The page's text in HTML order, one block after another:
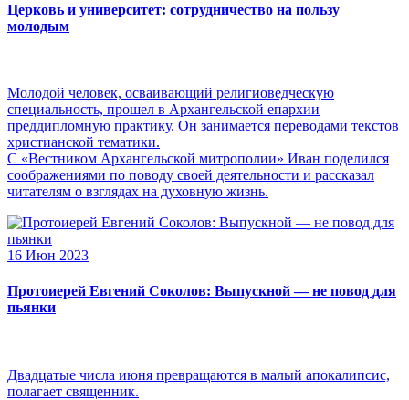
Церковь и университет: сотрудничество на пользу
молодым
Молодой человек, осваивающий религиоведческую
специальность, прошел в Архангельской епархии
преддипломную практику. Он занимается переводами текстов
христианской тематики.
С «Вестником Архангельской митрополии» Иван поделился
соображениями по поводу своей деятельности и рассказал
читателям о взглядах на духовную жизнь.
16 Июн 2023
Протоиерей Евгений Соколов: Выпускной — не повод для
пьянки
Двадцатые числа июня превращаются в малый апокалипсис,
полагает священник.